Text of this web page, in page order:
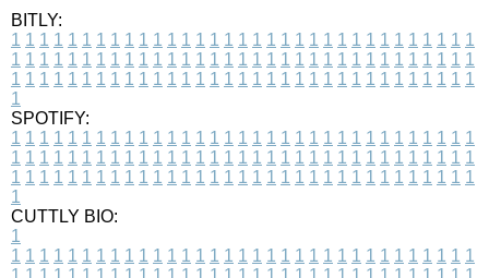
BITLY:
1 1 1 1 1 1 1 1 1 1 1 1 1 1 1 1 1 1 1 1 1 1 1 1 1 1 1 1 1 1 1 1 1
1 1 1 1 1 1 1 1 1 1 1 1 1 1 1 1 1 1 1 1 1 1 1 1 1 1 1 1 1 1 1 1 1
1 1 1 1 1 1 1 1 1 1 1 1 1 1 1 1 1 1 1 1 1 1 1 1 1 1 1 1 1 1 1 1 1
1
SPOTIFY:
1 1 1 1 1 1 1 1 1 1 1 1 1 1 1 1 1 1 1 1 1 1 1 1 1 1 1 1 1 1 1 1 1
1 1 1 1 1 1 1 1 1 1 1 1 1 1 1 1 1 1 1 1 1 1 1 1 1 1 1 1 1 1 1 1 1
1 1 1 1 1 1 1 1 1 1 1 1 1 1 1 1 1 1 1 1 1 1 1 1 1 1 1 1 1 1 1 1 1
1
CUTTLY BIO:
1
1 1 1 1 1 1 1 1 1 1 1 1 1 1 1 1 1 1 1 1 1 1 1 1 1 1 1 1 1 1 1 1 1